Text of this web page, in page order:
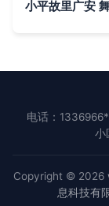
小平故里广安
电话：
小
Copyright © 2026
息科技有